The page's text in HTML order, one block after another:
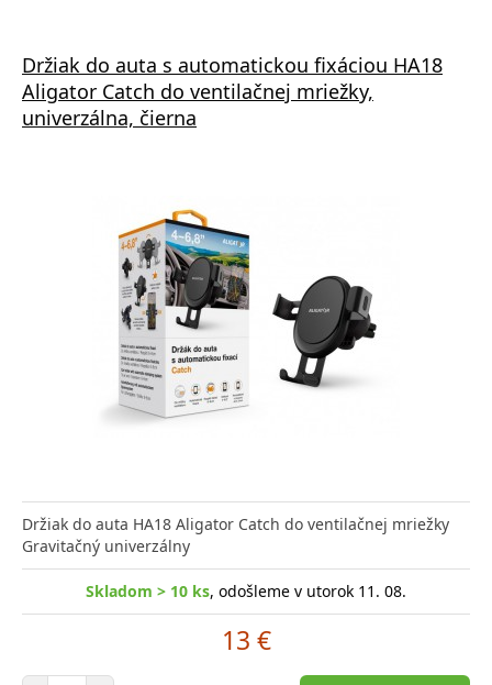
Držiak do auta s automatickou fixáciou HA18
Aligator Catch do ventilačnej mriežky,
univerzálna, čierna
Držiak do auta HA18 Aligator Catch do ventilačnej mriežky
Gravitačný univerzálny
Skladom > 10 ks, odošleme v utorok 11. 08.
13 €